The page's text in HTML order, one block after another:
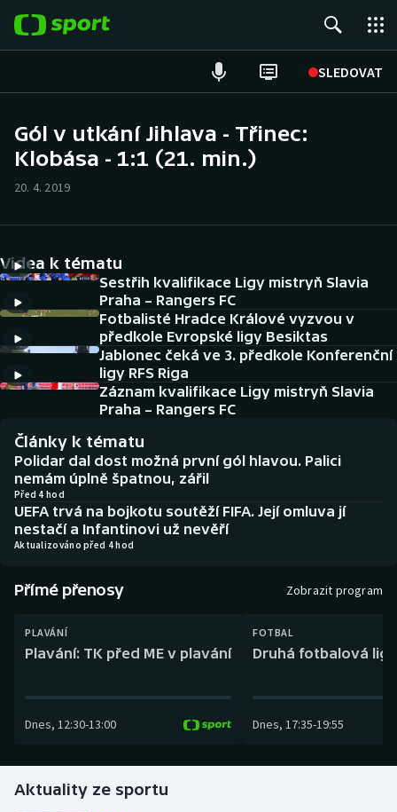
SLEDOVAT
Hokej
Cyklistika
DALŠÍ SPORTY
Americký fotbal
Baseball a softbal
Basketbal
Biatlon
Boby a skeleton
Box
Curling
Golf
NEPŘEHLÉDNĚTE
Historické návraty
Aplikace ČT sport
AZ kvíz
Gól v utkání Jihlava - Třinec:
Klobása - 1:1 (21. min.)
20. 4. 2019
Videa k tématu
Sestřih kvalifikace Ligy mistryň Slavia
Praha – Rangers FC
Fotbalisté Hradce Králové vyzvou v
předkole Evropské ligy Besiktas
Jablonec čeká ve 3. předkole Konferenční
ligy RFS Riga
Záznam kvalifikace Ligy mistryň Slavia
Praha – Rangers FC
Články k tématu
Polidar dal dost možná první gól hlavou. Palici
nemám úplně špatnou, zářil
Před 4 hod
UEFA trvá na bojkotu soutěží FIFA. Její omluva jí
nestačí a Infantinovi už nevěří
Aktualizováno před 4 hod
Přímé přenosy Zobrazit program
PLAVÁNÍ
Plavání: TK před ME v plavání
Dnes, 12:30-13:00
FOTBAL
Druhá fotbalová
Dnes, 17:35-19:55
Aktuality ze sportu